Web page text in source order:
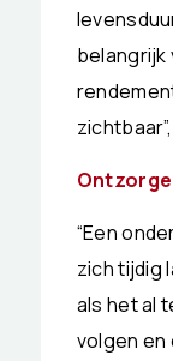
belangrijk
“Een
zich tijdig
als het al
volgen en